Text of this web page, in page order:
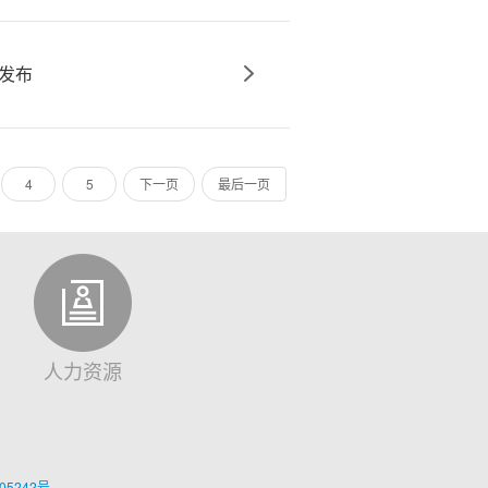
布
4 5 下一页 最后一页
人力资源